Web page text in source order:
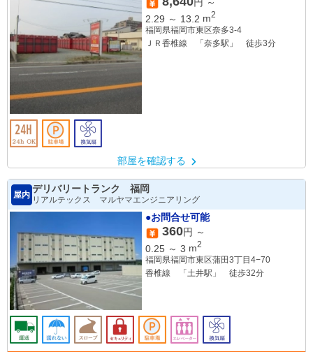
円 ～
2.29 ～ 13.2 m2
福岡県福岡市東区奈多3-4
ＪＲ香椎線 「奈多駅」 徒歩3分
部屋を確認する
屋内
デリバリートランク 福岡
リアルテックス マルヤマエンジニアリング
●お問合せ可能
360円 ～
0.25 ～ 3 m2
福岡県福岡市東区蒲田3丁目4−70
香椎線 「土井駅」 徒歩32分